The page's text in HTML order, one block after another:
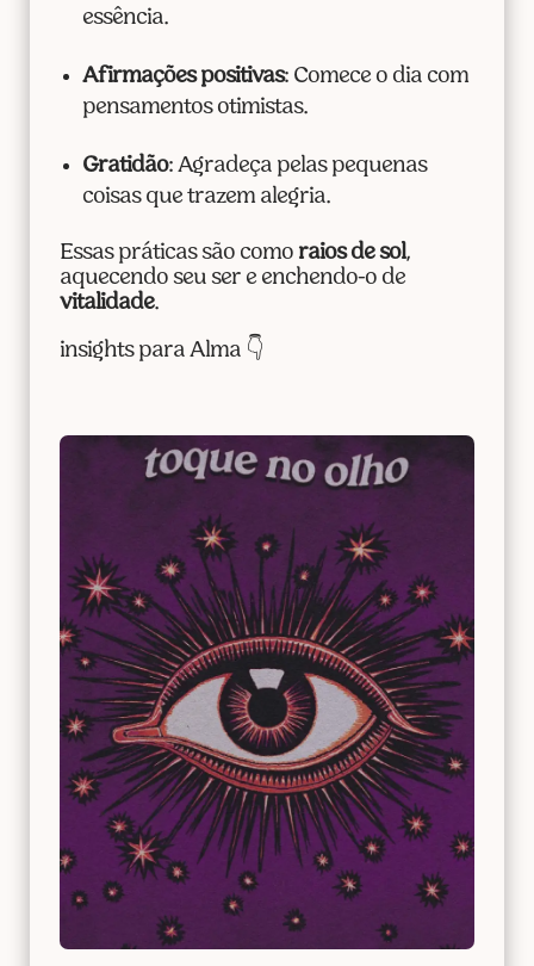
essência.
Afirmações positivas: Comece o dia com
pensamentos otimistas.
Gratidão: Agradeça pelas pequenas
coisas que trazem alegria.
Essas práticas são como raios de sol,
aquecendo seu ser e enchendo-o de
vitalidade.
insights para Alma 👇